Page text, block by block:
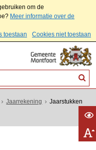
om de
Meer informatie over de
toestaan
Cookies niet toestaan
Jaarrekening
Jaarstukken